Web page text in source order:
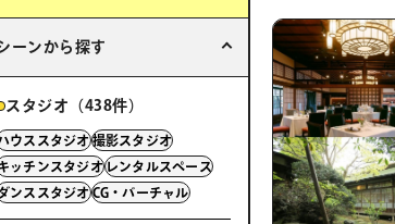
ーンから探す
スタジオ（438件）
ウススタジオ撮影スタジオ
ッチンスタジオレンタルスペース
ンススタジオCG・バーチャル